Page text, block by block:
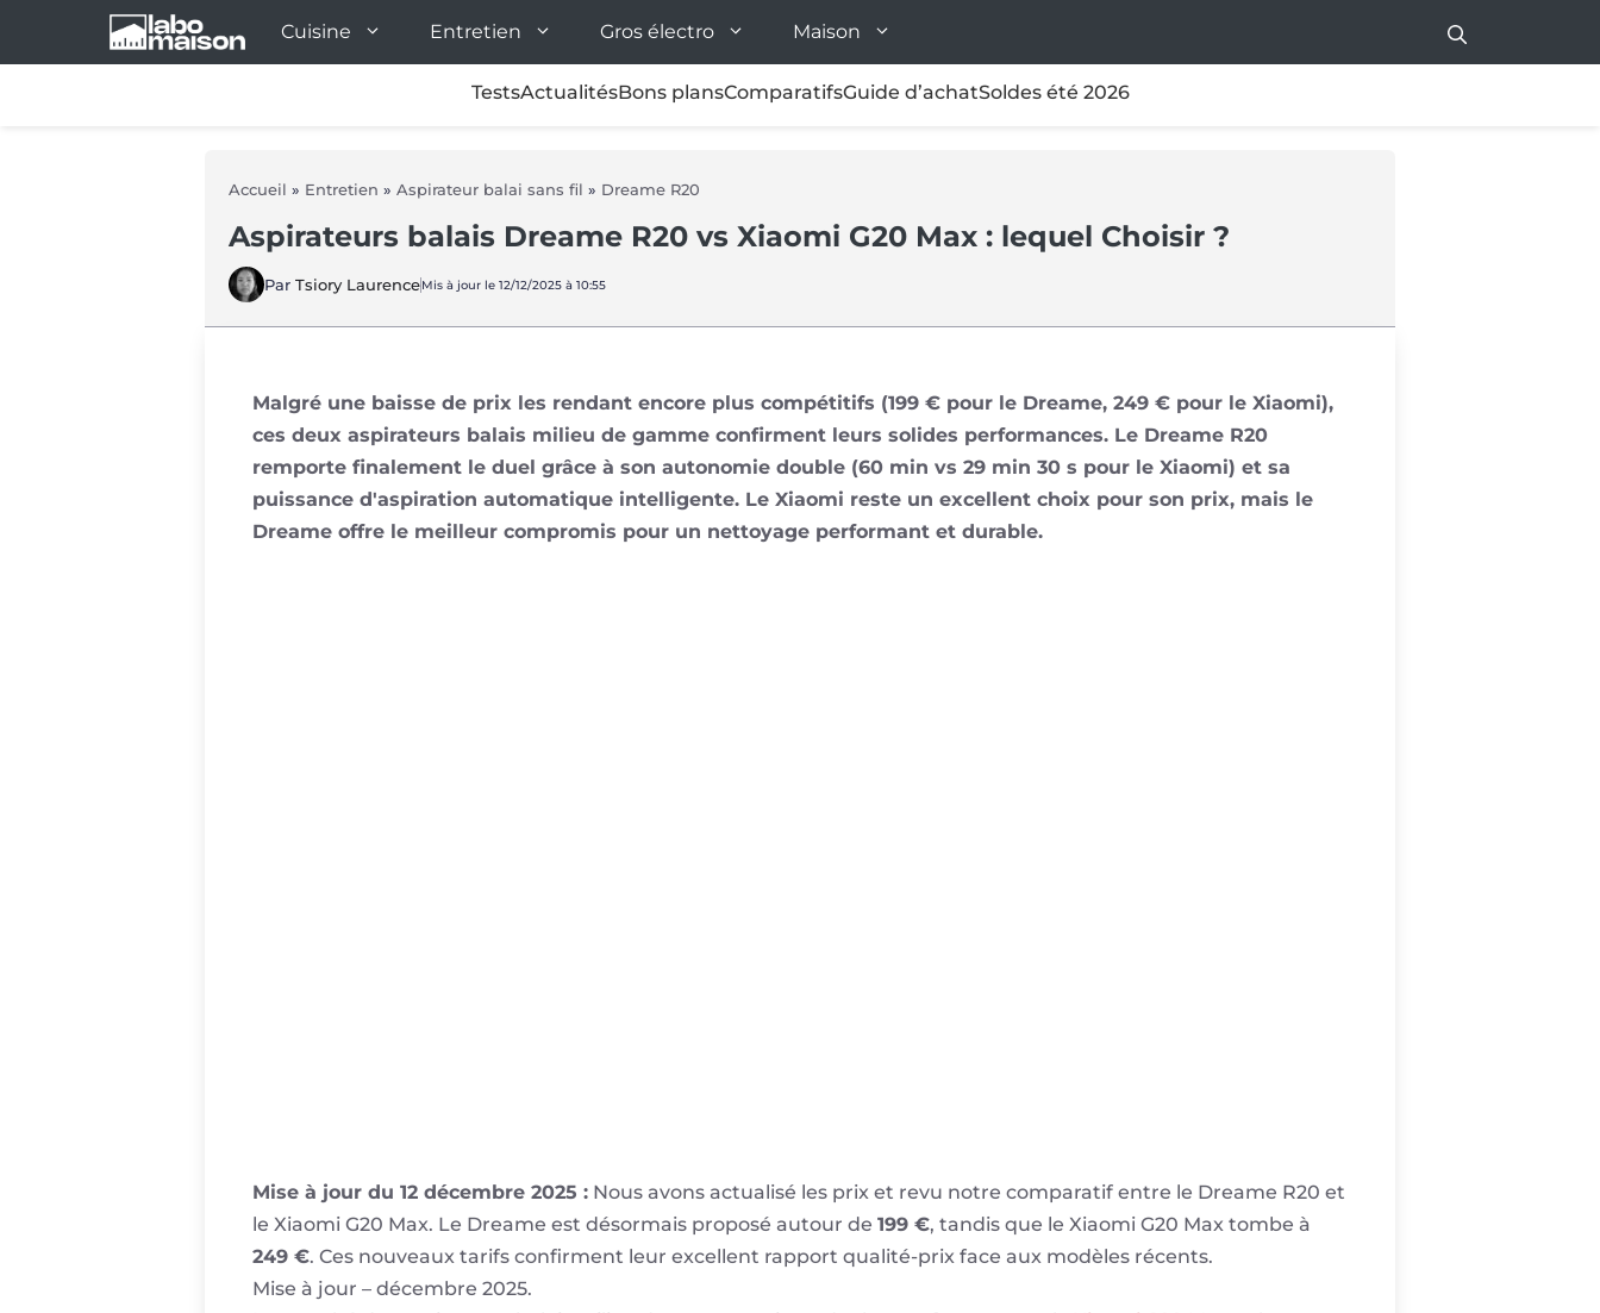
Cuisine Entretien Gros électro Maison
TestsActualitésBons plansComparatifsGuide d’achatSoldes été 2026
Accueil » Entretien » Aspirateur balai sans fil » Dreame R20
Aspirateurs balais Dreame R20 vs Xiaomi G20 Max : lequel Choisir ?
Par Tsiory LaurenceMis à jour le 12/12/2025 à 10:55
Malgré une baisse de prix les rendant encore plus compétitifs (199 € pour le Dreame, 249 € pour le Xiaomi),
ces deux aspirateurs balais milieu de gamme confirment leurs solides performances. Le Dreame R20
remporte finalement le duel grâce à son autonomie double (60 min vs 29 min 30 s pour le Xiaomi) et sa
puissance d'aspiration automatique intelligente. Le Xiaomi reste un excellent choix pour son prix, mais le
Dreame offre le meilleur compromis pour un nettoyage performant et durable.
Mise à jour du 12 décembre 2025 : Nous avons actualisé les prix et revu notre comparatif entre le Dreame R20 et
le Xiaomi G20 Max. Le Dreame est désormais proposé autour de 199 €, tandis que le Xiaomi G20 Max tombe à
249 €. Ces nouveaux tarifs confirment leur excellent rapport qualité-prix face aux modèles récents.
Mise à jour – décembre 2025.